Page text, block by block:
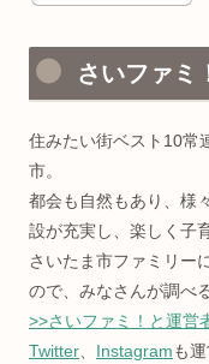
さいファミ
住みたい街ベスト10常
市。
都会も自然もあり、様
設が充実し、楽しく子
さいたま市ファミリー
ので、みなさんが調べ
>>さいファミ！と運営
Twitter
Instagramも